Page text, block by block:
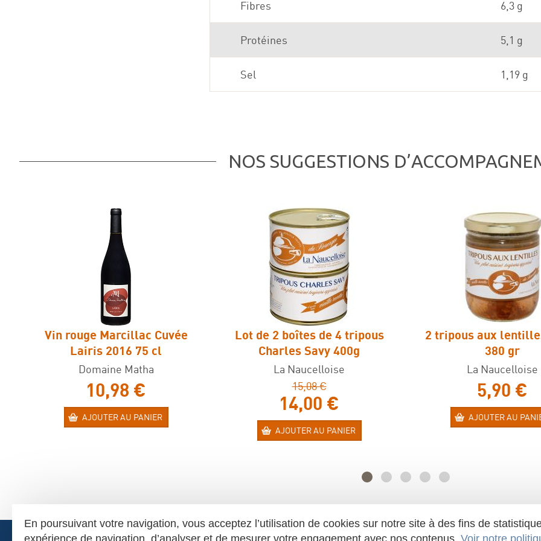
Fibres 6,3 g
Protéines 5,1 g
Sel 1,19 g
NOS SUGGESTIONS
Vin rouge Marcillac Cuvée
Lairis 2016 75 cl
Domaine Matha
10,98 €
AJOUTER AU PANIER
Lot de 2 boîtes de 4 tripous
Charles Savy 400g
La Naucelloise
15,08 €
14,00 €
AJOUTER AU PANIER
2 tripous aux
380 gr
La Naucelloise
5,90 €
AJOUTER AU
En poursuivant votre navigation, vous acceptez l’utilisation de cookies sur notre site à des fins de
expérience de navigation, d’analyser et de mesurer votre engagement avec nos contenus. Voir notre